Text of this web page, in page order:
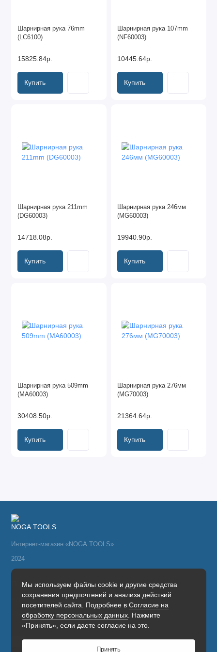
Основания для держателей
Гранитные основания
Специальные штативы
Шарнирная рука 76mm
(LC6100)
15825.84р.
Купить
Шарнирная рука 107mm
(NF60003)
10445.64р.
Купить
Шарнирная рука 211mm
(DG60003)
14718.08р.
Купить
Шарнирная рука 246мм
(MG60003)
19940.90р.
Купить
Шарнирная рука 509mm
(MA60003)
30408.50р.
Купить
Шарнирная рука 276мм
(MG70003)
21364.64р.
Купить
Мы используем файлы cookie и другие средства
сохранения предпочтений и анализа действий
посетителей сайта. Подробнее в Согласие на
обработку персональных данных . Нажмите
«Принять», если даете согласие на это.
Принять
Интернет-магазин «NOGA.TOOLS»
2024
Поддержка
+7(495) 766-24-13
Будни, с 9.00 до 18.00